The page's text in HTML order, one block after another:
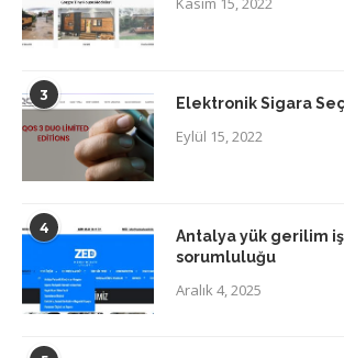
3 Elektronik Sigara
Eylül 15, 2022
4
Antalya yük gerilim
sorumluluğu
Aralık 4, 2025